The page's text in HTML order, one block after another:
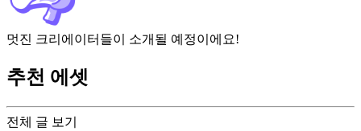
전체 글 보기
멋진 크리에이터들이 소개될 예정이에요!
추천 에셋